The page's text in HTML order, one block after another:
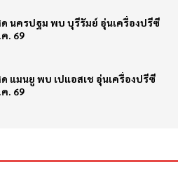
นครปฐม พบ บุรีรัมย์ อุ่นเครื่องปรีซี
. 69
แมนยู พบ เปแอสเช อุ่นเครื่องปรีซี
. 69